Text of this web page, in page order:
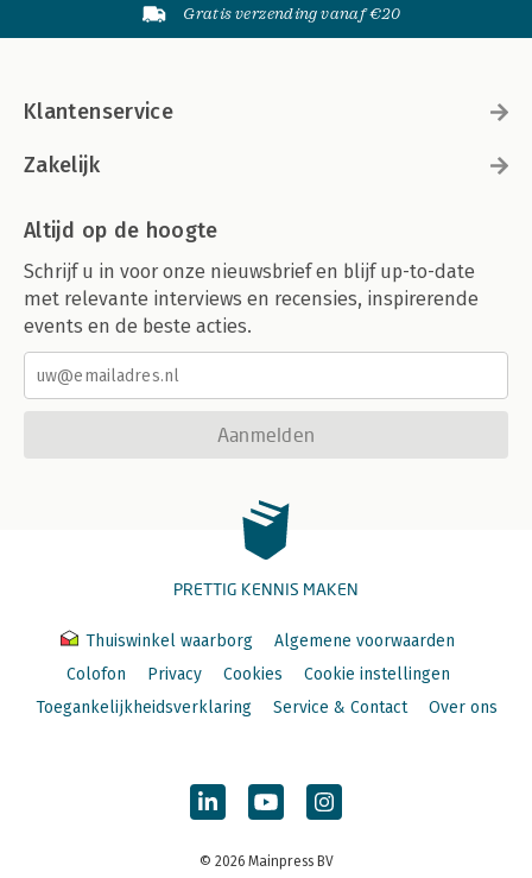
Gratis verzending vanaf €20
Klantenservice
Zakelijk
Altijd op de hoogte
Schrijf u in voor onze nieuwsbrief en blijf up-to-date
met relevante interviews en recensies, inspirerende
events en de beste acties.
Aanmelden
PRETTIG KENNIS MAKEN
Thuiswinkel waarborg
Algemene voorwaarden
Colofon
Privacy Cookies
Cookie instellingen
Toegankelijkheidsverklaring
Service & Contact Over ons
© 2026 Mainpress BV